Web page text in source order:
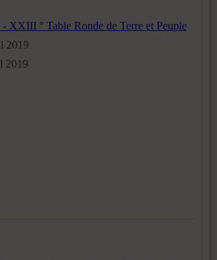
- XXIII ° Table Ronde de Terre et Peuple
2019
2019